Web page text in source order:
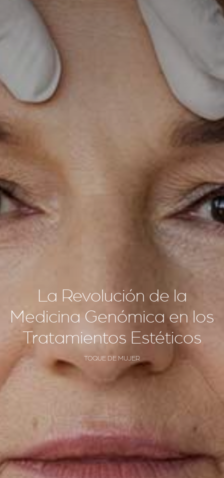
La Revolución de la
Medicina Genómica en los
Tratamientos Estéticos
TOQUE DE MUJER